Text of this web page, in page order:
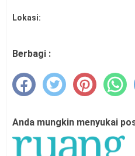
Lokasi:
Berbagi :
Anda mungkin menyukai